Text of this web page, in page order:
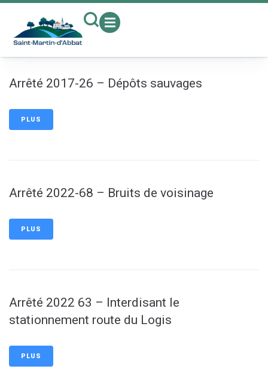
Arrêté 2017-26 – Dépôts sauvages
PLUS
Arrêté 2022-68 – Bruits de voisinage
PLUS
Arrêté 2022 63 – Interdisant le
stationnement route du Logis
PLUS